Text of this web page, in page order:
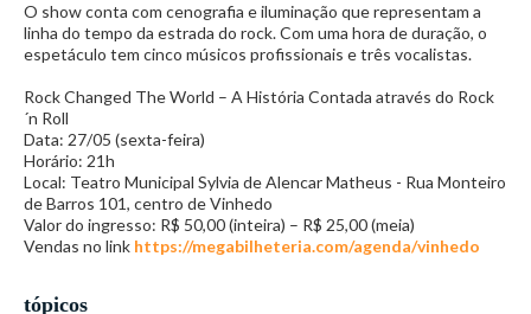
O show conta com cenografia e iluminação que representam a
linha do tempo da estrada do rock. Com uma hora de duração, o
espetáculo tem cinco músicos profissionais e três vocalistas.
Rock Changed The World – A História Contada através do Rock
´n Roll
Data: 27/05 (sexta-feira)
Horário: 21h
Local: Teatro Municipal Sylvia de Alencar Matheus - Rua Monteiro
de Barros 101, centro de Vinhedo
Valor do ingresso: R$ 50,00 (inteira) – R$ 25,00 (meia)
Vendas no link https://megabilheteria.com/agenda/vinhedo
tópicos